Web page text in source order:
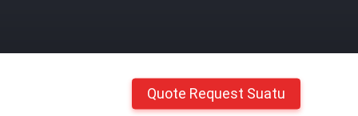
Quote Request Suatu